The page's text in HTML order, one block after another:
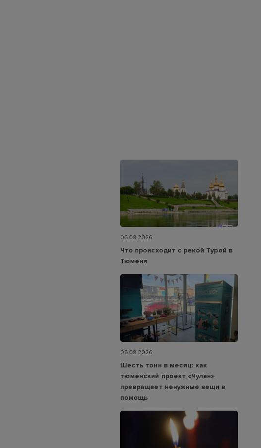
06.08.2026
Что происходит с рекой Турой в
Тюмени
06.08.2026
Шесть тонн в месяц: как
тюменский проект «Чулан»
превращает ненужные вещи в
помощь